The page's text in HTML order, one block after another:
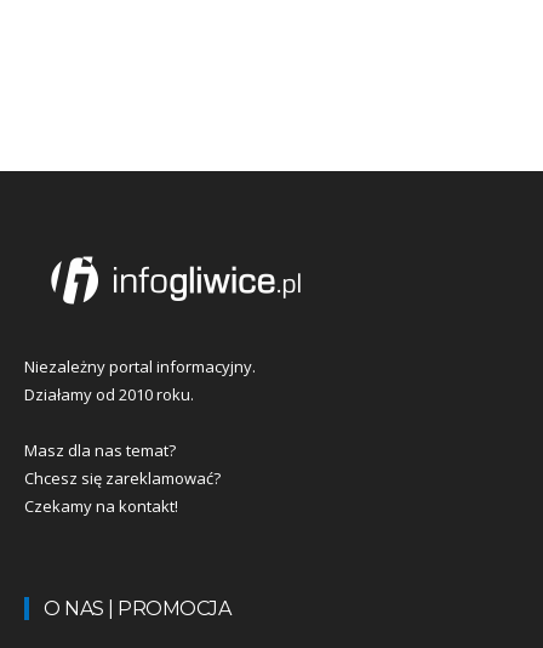
Niezależny portal informacyjny.
Działamy od 2010 roku.
Masz dla nas temat?
Chcesz się zareklamować?
Czekamy na kontakt!
O NAS | PROMOCJA